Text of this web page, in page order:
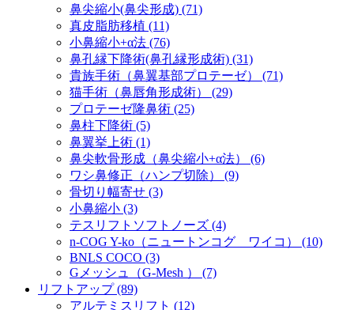
鼻尖縮小(鼻尖形成) (71)
真皮脂肪移植 (11)
小鼻縮小+α法 (76)
鼻孔縁下降術(鼻孔縁形成術) (31)
貴族手術（鼻翼基部プロテーゼ） (71)
猫手術（鼻唇角形成術） (29)
プロテーゼ隆鼻術 (25)
鼻柱下降術 (5)
鼻翼挙上術 (1)
鼻尖軟骨形成（鼻尖縮小+α法） (6)
ワシ鼻修正（ハンプ切除） (9)
骨切り幅寄せ (3)
小鼻縮小 (3)
テスリフトソフトノーズ (4)
n-COG Y-ko（ニュートンコグ ワイコ） (10)
BNLS COCO (3)
Gメッシュ（G-Mesh ） (7)
リフトアップ (89)
アルテミスリフト (12)